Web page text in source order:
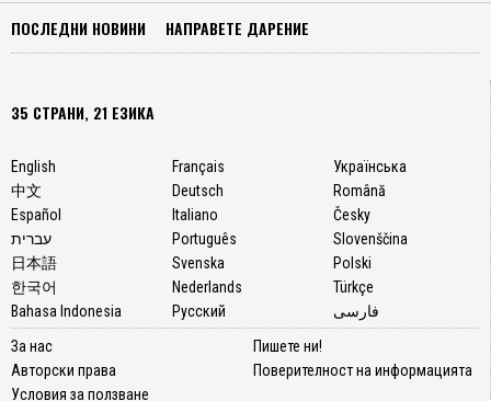
ПОСЛЕДНИ НОВИНИ НАПРАВЕТЕ ДАРЕНИЕ
35 СТРАНИ, 21 ЕЗИКА
English
中文
Español
עברית
日本語
한국어
Bahasa Indonesia
Français
Deutsch
Italiano
Português
Svenska
Nederlands
Русский
Українська
Română
Česky
Slovenščina
Polski
Türkçe
فارسی
За нас
Авторски права
Условия за ползване
Пишете ни!
Поверителност на информацията